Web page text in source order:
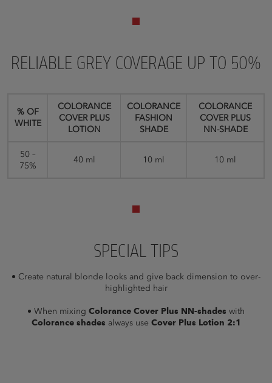
RELIABLE GREY COVERAGE UP TO 50%
% OF
WHITE
COLORANCE
COVER PLUS
LOTION
COLORANCE
FASHION
SHADE
COLORANCE
COVER PLUS
NN-SHADE
50 –
75%
40 ml 10 ml 10 ml
SPECIAL TIPS
Create natural blonde looks and give back dimension to over-
highlighted hair
When mixing Colorance Cover Plus NN-shades with
Colorance shades always use Cover Plus Lotion 2:1